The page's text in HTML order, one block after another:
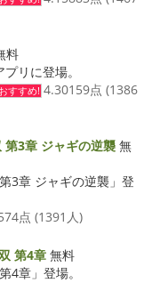
料
リに登場。
おすすめ! 4.30159点 (1386
3章 ジャギの逆襲 無
3章 ジャギの逆襲」登
点 (1391人)
第4章 無料
4章」登場。